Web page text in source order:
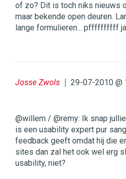
of zo? Dit is toch niks nieuws
maar bekende open deuren.
lange formulieren... pffffffffff
Josse Zwols 29-07-2010 @
@willem / @remy: Ik snap
is een usability expert pur
feedback geeft omdat hij die
sites dan zal het ook wel erg
usability, niet?